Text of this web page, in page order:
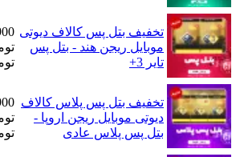
تخفیف بتل پس کالاف دیوتی
موبایل ریجن هند - بتل پس
تایر 3+
646,900
تومان
تخفیف بتل پس پلاس کالاف
دیوتی موبایل ریجن اروپا -
بتل پس پلاس عادی
2,375,900
تومان